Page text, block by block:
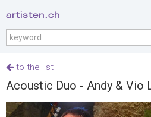
artisten.ch
to the list
Acoustic Duo - Andy & Vio